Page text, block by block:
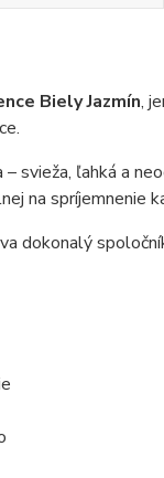
Biely Jazmín,
svieža, ľahká a
na spríjemnenie
dokonalý